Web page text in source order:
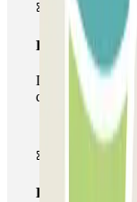
Passe
Durante a sua
de
Passe ilimitado